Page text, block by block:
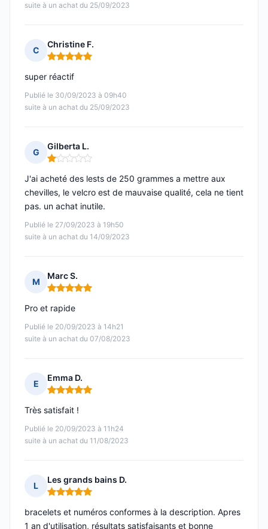
suite à un achat du 25/09/2023
C
Christine F.
Note : 5 sur 5
Publié le 30/09/2023 à 09h40
suite à un achat du 25/09/2023
super réactif
G
Gilberta L.
Note : 1 sur 5
Publié le 27/09/2023 à 19h50
suite à un achat du 14/09/2023
J'ai acheté des lests de 250 grammes a mettre aux
chevilles, le velcro est de mauvaise qualité, cela ne tient
pas. un achat inutile.
M
Marc S.
Note : 5 sur 5
Publié le 20/09/2023 à 14h21
suite à un achat du 07/08/2023
Pro et rapide
E
Emma D.
Note : 5 sur 5
Publié le 20/09/2023 à 11h24
suite à un achat du 11/08/2023
Très satisfait !
L
Les grands bains D.
Note : 5 sur 5
bracelets et numéros conformes à la description. Apres
1 an d'utilisation, résultats satisfaisants et bonne